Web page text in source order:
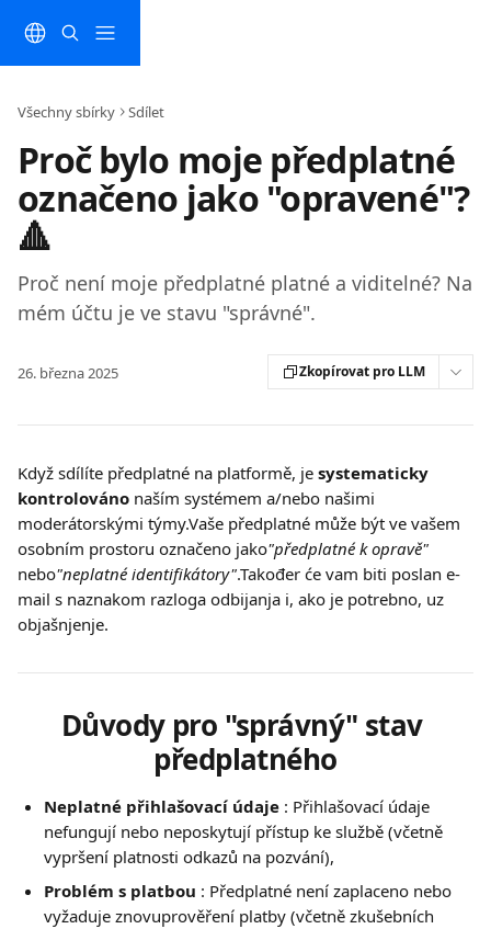
Všechny sbírky Sdílet
Proč bylo moje předplatné
označeno jako "opravené"?
🔺
Proč není moje předplatné platné a viditelné? Na
mém účtu je ve stavu "správné".
26. března 2025 Zkopírovat pro LLM
Když sdílíte předplatné na platformě, je systematicky
kontrolováno naším systémem a/nebo našimi
moderátorskými týmy.Vaše předplatné může být ve vašem
osobním prostoru označeno jako"předplatné k opravě"
nebo"neplatné identifikátory".Također će vam biti poslan e-
mail s naznakom razloga odbijanja i, ako je potrebno, uz
objašnjenje.
Důvody pro "správný" stav
předplatného
Neplatné přihlašovací údaje : Přihlašovací údaje
nefungují nebo neposkytují přístup ke službě (včetně
vypršení platnosti odkazů na pozvání),
Problém s platbou : Předplatné není zaplaceno nebo
vyžaduje znovuprověření platby (včetně zkušebních